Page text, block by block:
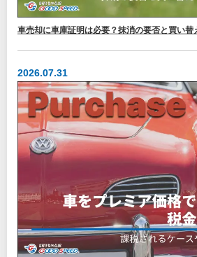
車売却に車庫証明は必要？抹消の要否と買い替
2026.07.31